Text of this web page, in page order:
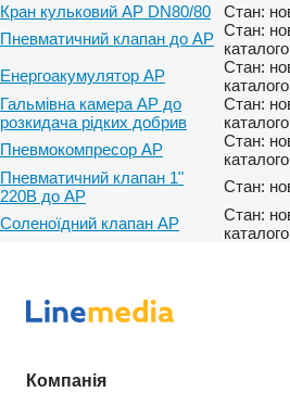
Кран кульковий AP DN80/80 Стан:
Пневматичний клапан до AP Стан:
Енергоакумулятор AP
Стан:
Гальмівна камера AP до
розкидача рідких добрив
Стан:
Пневмокомпресор AP
Стан:
Пневматичний клапан 1"
220В до AP
Стан:
Соленоїдний клапан AP
Стан:
Компанія